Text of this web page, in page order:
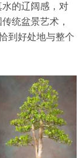
的辽阔感，对
统盆景艺术，
到好处地与整个